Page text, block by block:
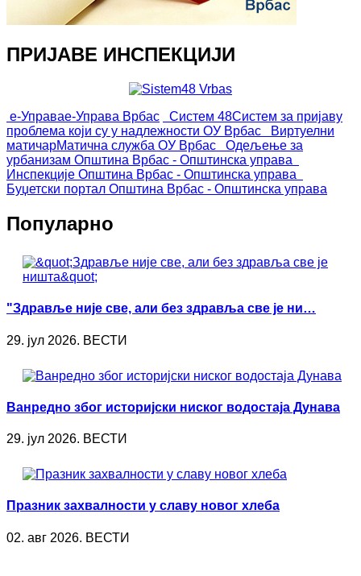
ПРИЈАВЕ ИНСПЕКЦИЈИ
е-Управае-Управа Врбас Систем 48Систем за пријаву
проблема који су у надлежности ОУ Врбас
Виртуелни
матичарМатична служба ОУ Врбас
Одељење за
урбанизам Општина Врбас - Општинска управа
Инспекције Општина Врбас - Општинска управа
Буџетски портал Општина Врбас - Општинска управа
Популарно
"Здравље није све, али без здравља све је ни…
29. јул 2026. ВЕСТИ
Ванредно због историјски ниског водостаја Дунава
29. јул 2026. ВЕСТИ
Празник захвалности у славу новог хлеба
02. авг 2026. ВЕСТИ